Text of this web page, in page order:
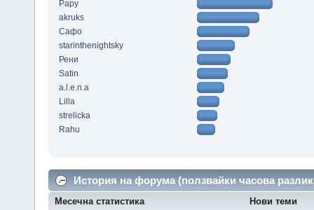
Papy
akruks
Сафо
starinthenightsky
Рени
Satin
a.l.e.n.a
Lilla
strelicka
Rahu
История на форума (ползвайки часова
Месечна статистика Нови теми